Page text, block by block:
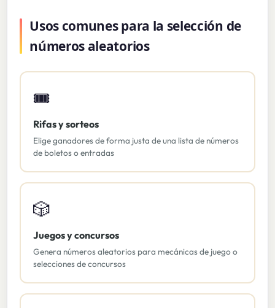
Usos comunes para la selección de
números aleatorios
🎟️
Rifas y sorteos
Elige ganadores de forma justa de una lista de números
de boletos o entradas
🎲
Juegos y concursos
Genera números aleatorios para mecánicas de juego o
selecciones de concursos